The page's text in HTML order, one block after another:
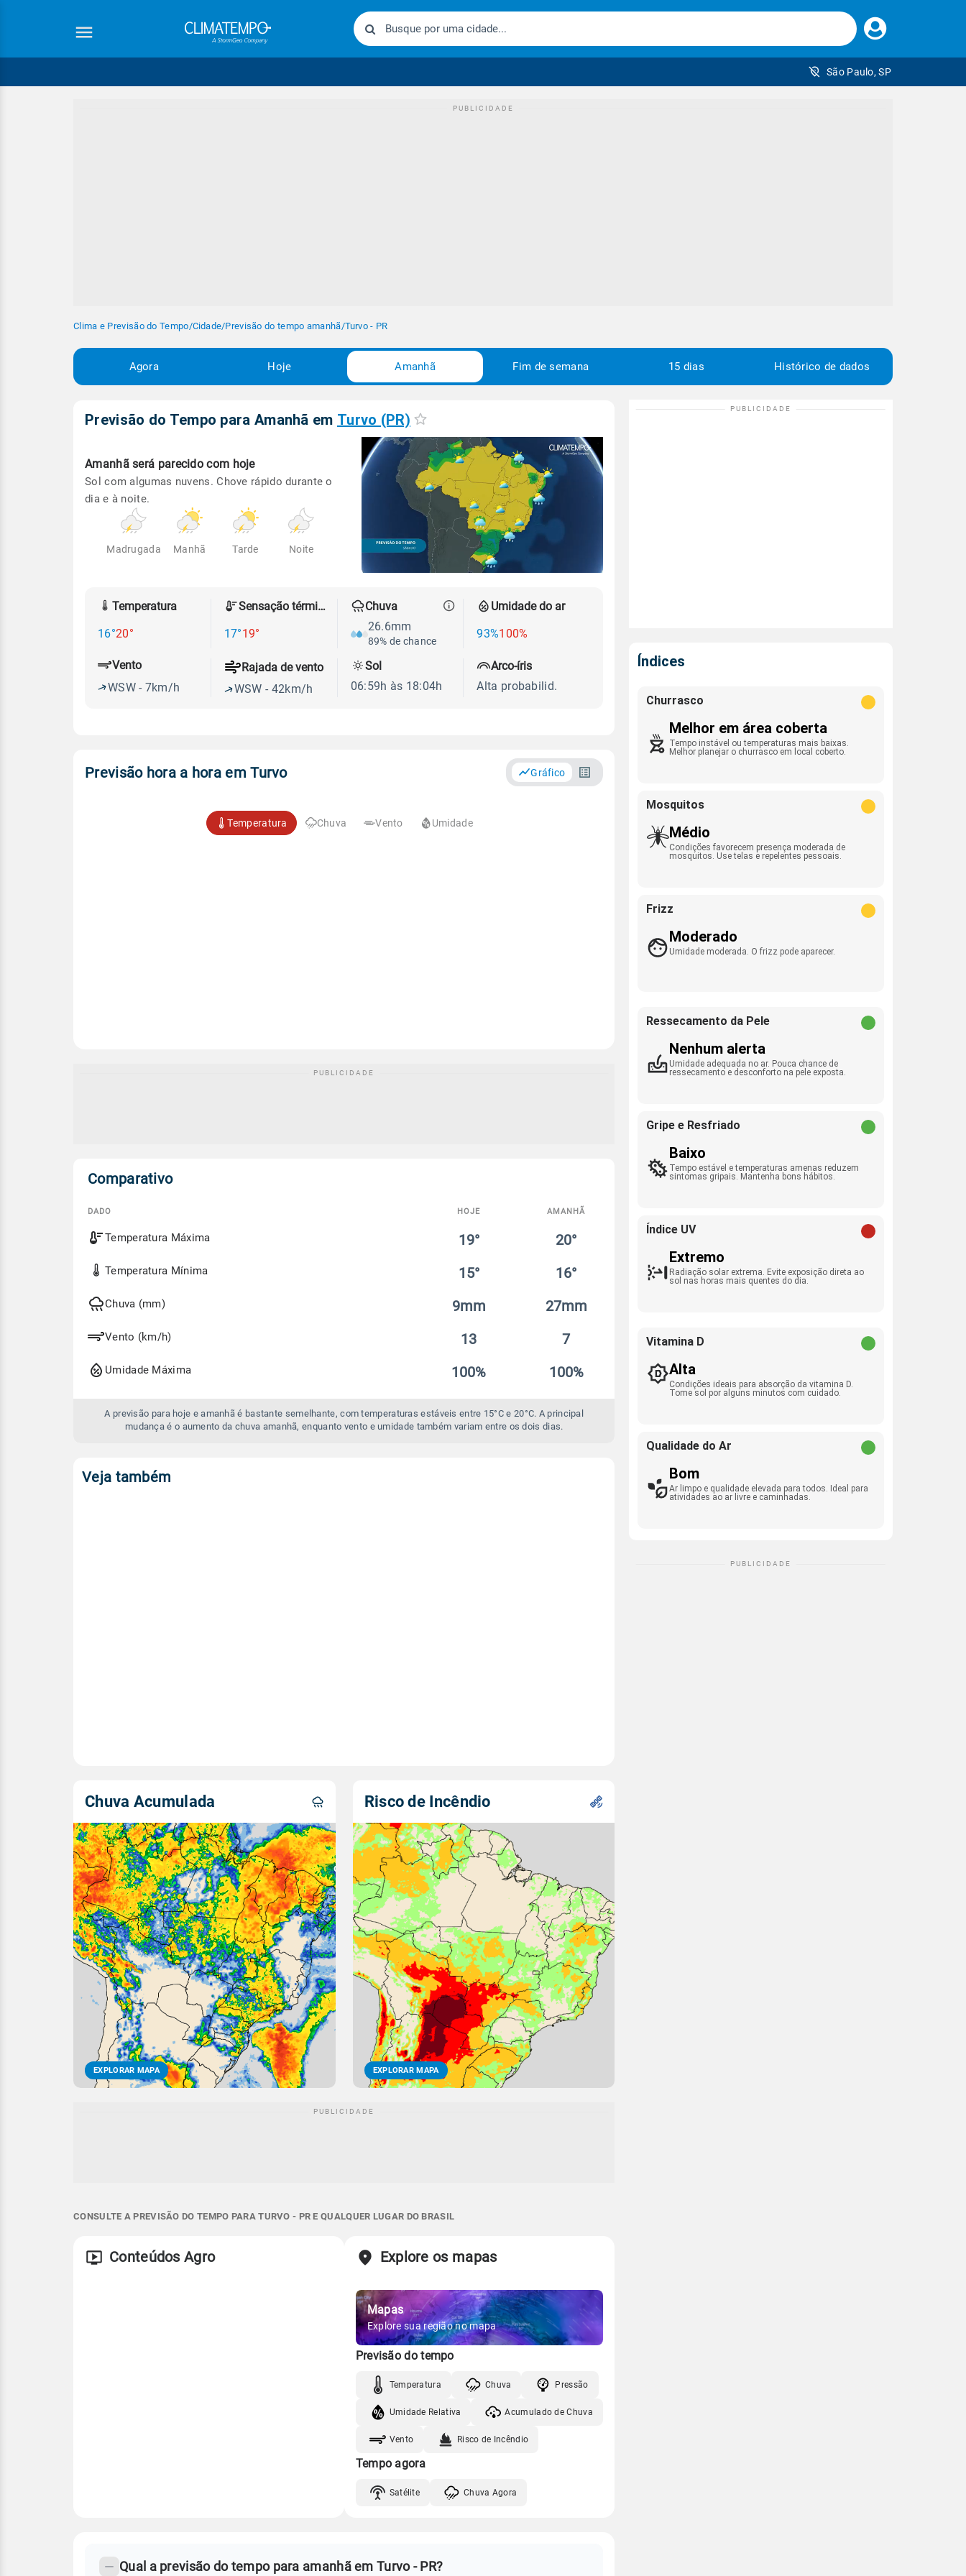
Faça
seu
São Paulo, SP
Clima e Previsão do Tempo/Cidade/Previsão do tempo amanhã/Turvo - PR
Agora Hoje Amanhã Fim de semana 15 dias Histórico de dados
Previsão do Tempo para Amanhã em Turvo (PR)
Amanhã será parecido com hoje
Sol com algumas nuvens. Chove rápido durante o
dia e à noite.
Madrugada Manhã Tarde Noite
Temperatura
16°20°
Sensação térmica
17°19°
Chuva
26.6mm
89% de chance
Umidade do ar
93%100%
Vento
WSW - 7km/h
Rajada de vento
WSW - 42km/h
Sol
06:59h às 18:04h
Arco-íris
Alta probabilid.
Previsão hora a hora em Turvo Gráfico
Temperatura Chuva Vento Umidade
Comparativo
Comparativo
entre
previsão
amanhã
DADO HOJE AMANHÃ
Temperatura Máxima 19° 20°
Temperatura Mínima 15° 16°
Chuva (mm) 9mm 27mm
Vento (km/h) 13 7
Umidade Máxima 100% 100%
A previsão para hoje e amanhã é bastante semelhante, com temperaturas estáveis entre 15°C e 20°C. A principal
mudança é o aumento da chuva amanhã, enquanto vento e umidade também variam entre os dois dias.
Veja também
Chuva Acumulada
EXPLORAR MAPA
Risco de Incêndio
EXPLORAR MAPA
CONSULTE A PREVISÃO DO TEMPO PARA TURVO - PR E QUALQUER LUGAR DO BRASIL
Conteúdos Agro Explore os mapas
Mapas
Explore sua região no mapa
Previsão do tempo
Temperatura Chuva Pressão
Umidade Relativa Acumulado de Chuva
Vento Risco de Incêndio
Tempo agora
Satélite Chuva Agora
Qual a previsão do tempo para amanhã em Turvo - PR?
Índices
Churrasco
Melhor em área coberta
Tempo instável ou temperaturas mais baixas.
Melhor planejar o churrasco em local coberto.
Mosquitos
Médio
Condições favorecem presença moderada de
mosquitos. Use telas e repelentes pessoais.
Frizz
Moderado
Umidade moderada. O frizz pode aparecer.
Ressecamento da Pele
Nenhum alerta
Umidade adequada no ar. Pouca chance de
ressecamento e desconforto na pele exposta.
Gripe e Resfriado
Baixo
Tempo estável e temperaturas amenas reduzem
sintomas gripais. Mantenha bons hábitos.
Índice UV
Extremo
Radiação solar extrema. Evite exposição direta ao
sol nas horas mais quentes do dia.
Vitamina D
Alta
Condições ideais para absorção da vitamina D.
Tome sol por alguns minutos com cuidado.
Qualidade do Ar
Bom
Ar limpo e qualidade elevada para todos. Ideal para
atividades ao ar livre e caminhadas.